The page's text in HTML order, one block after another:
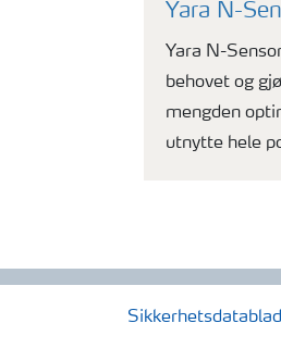
Yara N-
Yara N-
behovet og
mengden
utnytte hele
Sikkerhetsdatablad